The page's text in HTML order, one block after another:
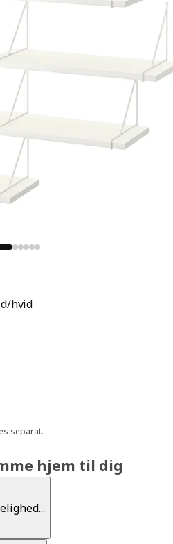
hvid
Ud af 5 Stjerner. Anmeldelser i
separat.
hjem til dig